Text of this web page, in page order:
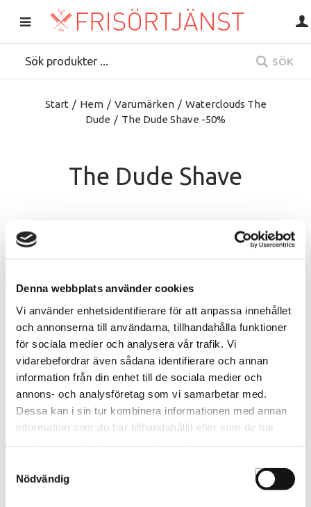
Denna webbplats använder cookies
Vi använder enhetsidentifierare för att anpassa innehållet
och annonserna till användarna, tillhandahålla funktioner
för sociala medier och analysera vår trafik. Vi
vidarebefordrar även sådana identifierare och annan
information från din enhet till de sociala medier och
annons- och analysföretag som vi samarbetar med.
Dessa kan i sin tur kombinera informationen med annan
information som du har tillhandahållit eller som de har
Nödvändig
SÖK
Start / Hem / Varumärken / Waterclouds The
Dude / The Dude Shave -50%
The Dude Shave
Waterclouds The Dude
Shave Pre Cleanser 100ml
W090